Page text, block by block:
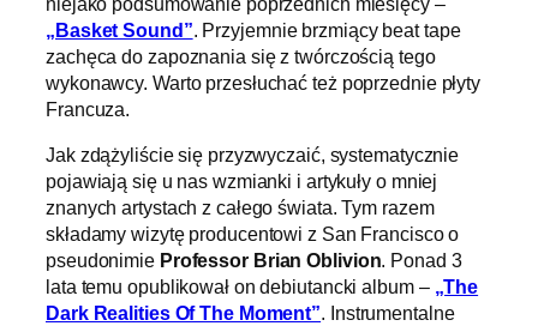
„Basket Sound” . Przyjemnie brzmiący beat tape
zachęca do zapoznania się z twórczością tego
wykonawcy. Warto przesłuchać też poprzednie płyty
Francuza.
Jak zdążyliście się przyzwyczaić, systematycznie
pojawiają się u nas wzmianki i artykuły o mniej
znanych artystach z całego świata. Tym razem
składamy wizytę producentowi z San Francisco o
pseudonimie Professor Brian Oblivion. Ponad 3
lata temu opublikował on debiutancki album – „The
Dark Realities Of The Moment”. Instrumentalne